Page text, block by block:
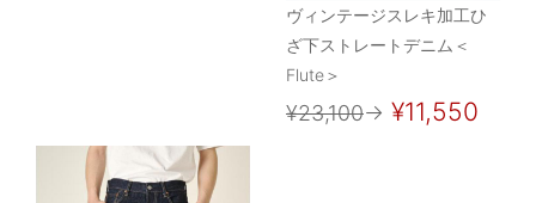
ヴィンテージスレキ加工ひ
ざ下ストレートデニム＜
Flute＞
¥23,100→ ¥11,550